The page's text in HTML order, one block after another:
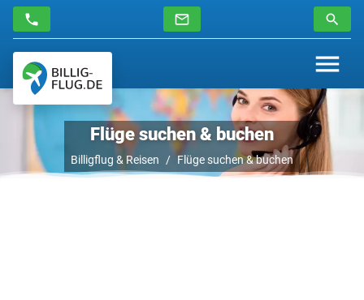
Flüge suchen & buchen
Billigflug & Reisen Flüge suchen & buchen